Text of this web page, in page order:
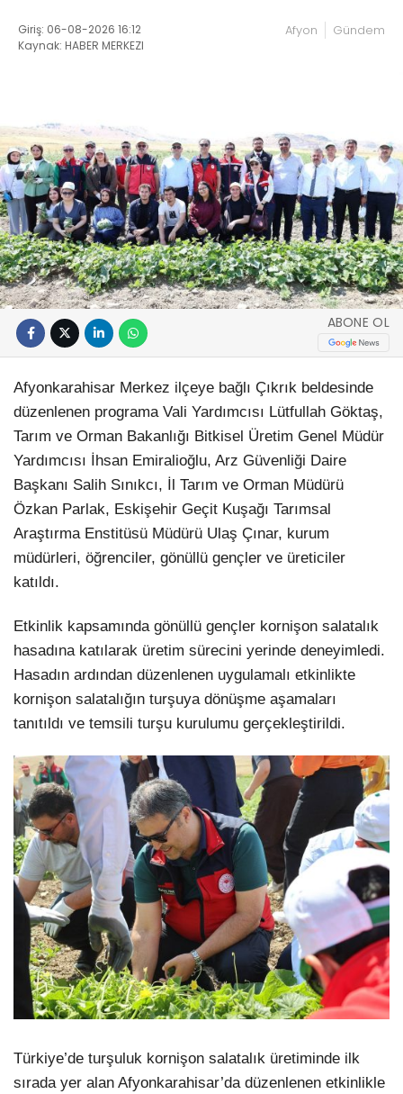
Giriş: 06-08-2026 16:12
Kaynak: HABER MERKEZI
Afyon Gündem
ABONE OL
Afyonkarahisar Merkez ilçeye bağlı Çıkrık beldesinde
düzenlenen programa Vali Yardımcısı Lütfullah Göktaş,
Tarım ve Orman Bakanlığı Bitkisel Üretim Genel Müdür
Yardımcısı İhsan Emiralioğlu, Arz Güvenliği Daire
Başkanı Salih Sınıkcı, İl Tarım ve Orman Müdürü
Özkan Parlak, Eskişehir Geçit Kuşağı Tarımsal
Araştırma Enstitüsü Müdürü Ulaş Çınar, kurum
müdürleri, öğrenciler, gönüllü gençler ve üreticiler
katıldı.
Etkinlik kapsamında gönüllü gençler kornişon salatalık
hasadına katılarak üretim sürecini yerinde deneyimledi.
Hasadın ardından düzenlenen uygulamalı etkinlikte
kornişon salatalığın turşuya dönüşme aşamaları
tanıtıldı ve temsili turşu kurulumu gerçekleştirildi.
Türkiye’de turşuluk kornişon salatalık üretiminde ilk
sırada yer alan Afyonkarahisar’da düzenlenen etkinlikle